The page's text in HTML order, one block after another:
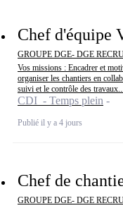
Chef d'équipe
GROUPE DGE- DGE
Vos missions : Encadrer et
organiser les chantiers en
suivi et le contrôle des travaux...
CDI - Temps plein
Publié il y a 4 jours
Chef de
GROUPE DGE- DGE